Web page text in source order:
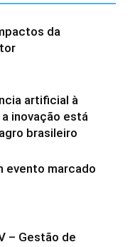
da
artificial à
inovação está
brasileiro
evento marcado
– Gestão de